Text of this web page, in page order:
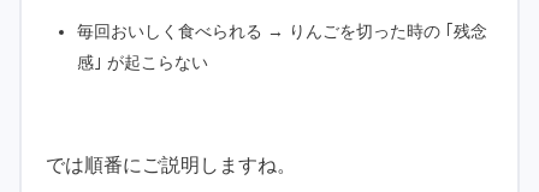
毎回おいしく食べられる → りんごを切った時の ｢残念
感｣ が起こらない
では順番にご説明しますね。